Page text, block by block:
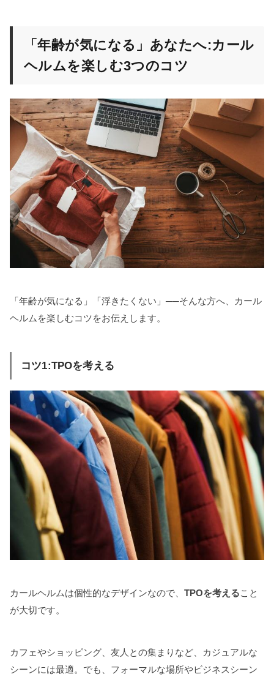
「年齢が気になる」あなたへ:カール
ヘルムを楽しむ3つのコツ
「年齢が気になる」「浮きたくない」──そんな方へ、カール
ヘルムを楽しむコツをお伝えします。
コツ1:TPOを考える
カールヘルムは個性的なデザインなので、 TPOを考えること
が大切です。
カフェやショッピング、友人との集まりなど、カジュアルな
シーンには最適。でも、フォーマルな場所やビジネスシーン